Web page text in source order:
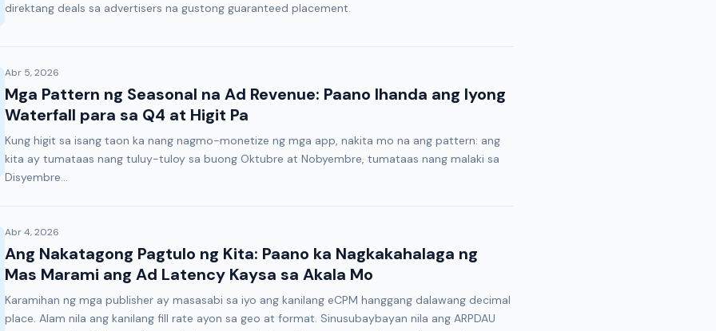
direktang deals sa advertisers na gustong guaranteed placement.
Abr 5, 2026
Mga Pattern ng Seasonal na Ad Revenue: Paano Ihanda ang Iyong
Waterfall para sa Q4 at Higit Pa
Kung higit sa isang taon ka nang nagmo-monetize ng mga app, nakita mo na ang pattern: ang
kita ay tumataas nang tuluy-tuloy sa buong Oktubre at Nobyembre, tumataas nang malaki sa
Disyembre...
Abr 4, 2026
Ang Nakatagong Pagtulo ng Kita: Paano ka Nagkakahalaga ng
Mas Marami ang Ad Latency Kaysa sa Akala Mo
Karamihan ng mga publisher ay masasabi sa iyo ang kanilang eCPM hanggang dalawang decimal
place. Alam nila ang kanilang fill rate ayon sa geo at format. Sinusubaybayan nila ang ARPDAU